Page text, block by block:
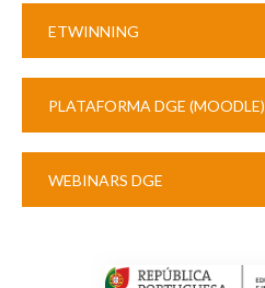
ETWINNING
PLATAFORMA DGE (MOODLE)
WEBINARS DGE